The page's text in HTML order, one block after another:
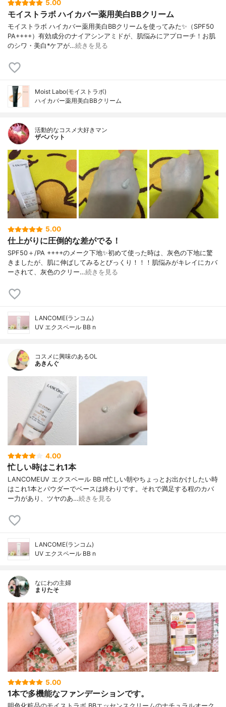
5.00
モイストラボ ハイカバー薬用美白BBクリーム
モイストラボ ハイカバー薬用美白BBクリームを使ってみた✨（SPF50
PA++++）有効成分のナイアシンアミドが、肌悩みにアプローチ！お肌
のシワ・美白*ケアが…続きを見る
Moist Labo(モイストラボ)
ハイカバー薬用美白BBクリーム
活動的なコスメ大好きマン
ザベバット
5.00
仕上がりに圧倒的な差がでる！
SPF50＋/PA ++++のメーク下地✨初めて使った時は、灰色の下地に驚
きましたが、肌に伸ばしてみるとびっくり！！！肌悩みがキレイにカバ
ーされて、灰色のクリー…続きを見る
LANCOME(ランコム)
UV エクスペール BB n
コスメに興味のあるOL
あきんぐ
4.00
忙しい時はこれ1本
LANCOMEUV エクスペール BB n忙しい朝やちょっとお出かけしたい時
はこれ1本とパウダーでベースは終わりです。それで満足する程のカバ
ー力があり、ツヤのあ…続きを見る
LANCOME(ランコム)
UV エクスペール BB n
なにわの主婦
まりたそ
5.00
1本で多機能なファンデーションです。